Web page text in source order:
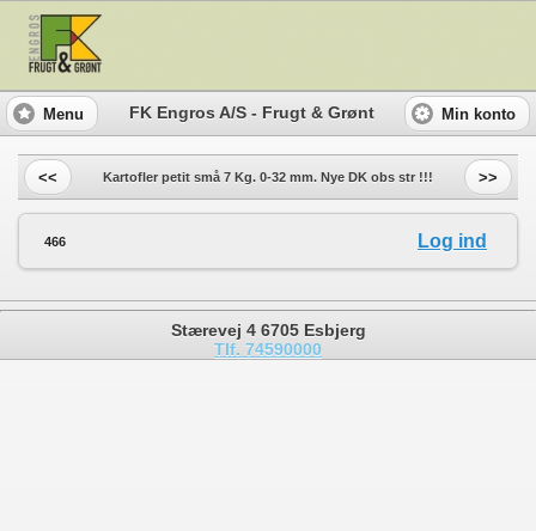
Menu FK Engros A/S - Frugt & Grønt Min konto
<< Kartofler petit små 7 Kg. 0-32 mm. Nye DK obs str !!! >>
466 Log ind
Stærevej 4 6705 Esbjerg
Tlf. 74590000